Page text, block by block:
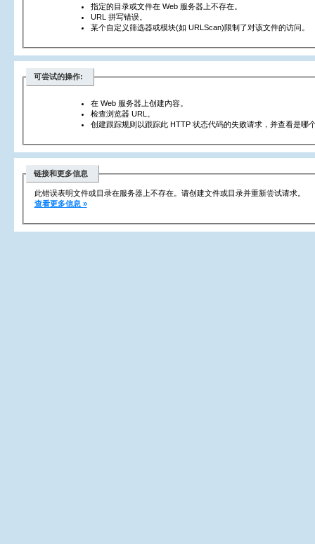
指定的目录或文件在 Web 服务器上不存在。
URL 拼写错误。
某个自定义筛选器或模块(如 URLScan)限制了对该文件的访问。
可尝试的操作:
在 Web 服务器上创建内容。
检查浏览器 URL。
创建跟踪规则以跟踪此 HTTP 状态代码的失败请求，并查看是哪
链接和更多信息
此错误表明文件或目录在服务器上不存在。请创建文件或目录并重新尝试请求。
查看更多信息 »